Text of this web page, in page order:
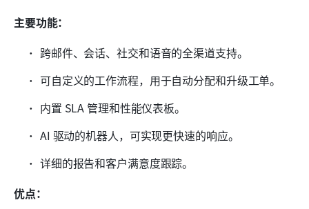
主要功能：
跨邮件、会话、社交和语音的全渠道支持。
可自定义的工作流程，用于自动分配和升级工单。
内置 SLA 管理和性能仪表板。
AI 驱动的机器人，可实现更快速的响应。
详细的报告和客户满意度跟踪。
优点：